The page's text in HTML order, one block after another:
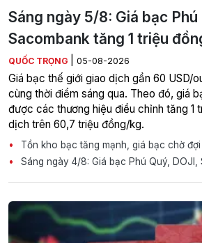
Sáng ngày 5/8: Giá bạc Phú
Sacombank tăng 1 triệu
QUỐC TRỌNG 05-08-2026
Giá bạc thế giới giao dịch gần 60 USD/
cùng thời điểm sáng qua. Theo đó, giá
được các thương hiệu điều chỉnh tăng 1
dịch trên 60,7 triệu đồng/kg.
Tồn kho bạc tăng mạnh, giá bạc chờ
Sáng ngày 4/8: Giá bạc Phú Quý,